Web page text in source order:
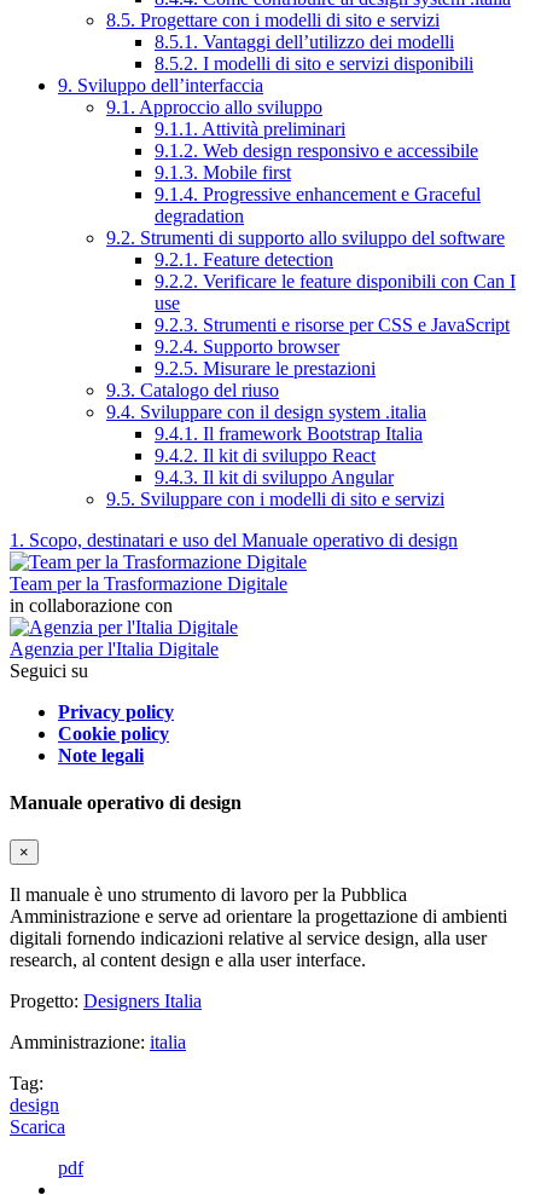
8.5. Progettare con i modelli di sito e servizi
8.5.1. Vantaggi dell’utilizzo dei modelli
8.5.2. I modelli di sito e servizi disponibili
9. Sviluppo dell’interfaccia
9.1. Approccio allo sviluppo
9.1.1. Attività preliminari
9.1.2. Web design responsivo e accessibile
9.1.3. Mobile first
9.1.4. Progressive enhancement e Graceful
degradation
9.2. Strumenti di supporto allo sviluppo del software
9.2.1. Feature detection
9.2.2. Verificare le feature disponibili con Can I
use
9.2.3. Strumenti e risorse per CSS e JavaScript
9.2.4. Supporto browser
9.2.5. Misurare le prestazioni
9.3. Catalogo del riuso
9.4. Sviluppare con il design system .italia
9.4.1. Il framework Bootstrap Italia
9.4.2. Il kit di sviluppo React
9.4.3. Il kit di sviluppo Angular
9.5. Sviluppare con i modelli di sito e servizi
1. Scopo, destinatari e uso del Manuale operativo di design
Team per la Trasformazione Digitale
in collaborazione con
Agenzia per l'Italia Digitale
Seguici su
Privacy policy
Cookie policy
Note legali
Manuale operativo di design
×
Il manuale è uno strumento di lavoro per la Pubblica
Amministrazione e serve ad orientare la progettazione di ambienti
digitali fornendo indicazioni relative al service design, alla user
research, al content design e alla user interface.
Progetto: Designers Italia
Amministrazione: italia
Tag:
design
Scarica
pdf